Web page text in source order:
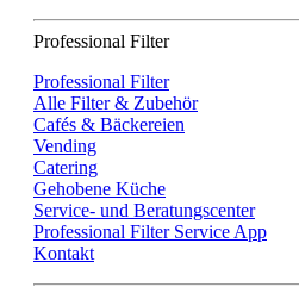
Professional Filter
Professional Filter
Alle Filter & Zubehör
Cafés & Bäckereien
Vending
Catering
Gehobene Küche
Service- und Beratungscenter
Professional Filter Service App
Kontakt